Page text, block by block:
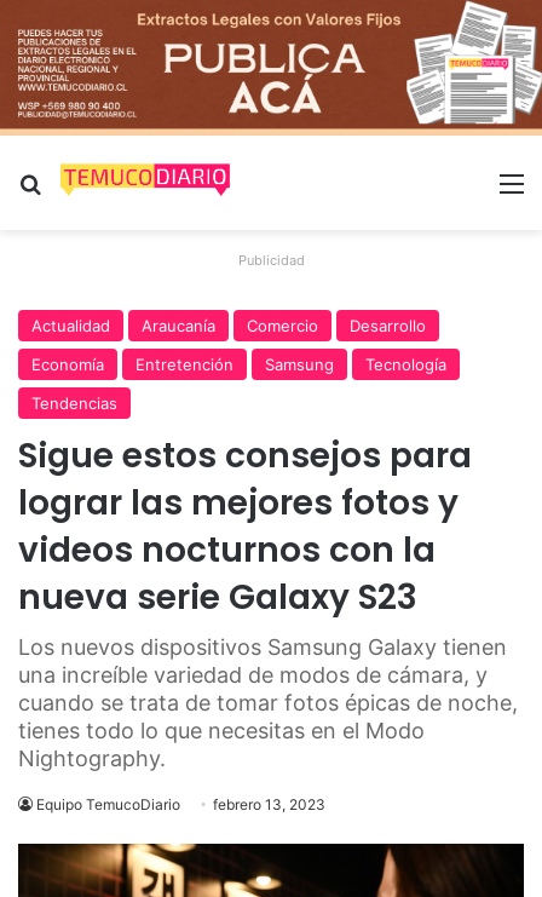
Buscar por
Publicidad
Actualidad Araucanía Comercio
Desarrollo
Economía
Entretención Samsung
Tecnología
Tendencias
Sigue estos consejos para
lograr las mejores fotos y
videos nocturnos con la
nueva serie Galaxy S23
Los nuevos dispositivos Samsung Galaxy tienen
una increíble variedad de modos de cámara, y
cuando se trata de tomar fotos épicas de noche,
tienes todo lo que necesitas en el Modo
Nightography.
Equipo TemucoDiario febrero 13, 2023